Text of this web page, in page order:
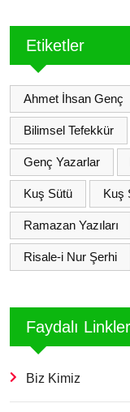
Etiketler
Ahmet İhsan Genç
Bilimsel Tefekkür
Genç Yazarlar
Kuş Sütü Kuş
Ramazan Yazıları
Risale-i Nur Şerhi
Faydalı Linkler
Biz Kimiz